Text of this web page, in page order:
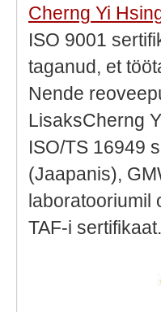
Cherng Yi
ISO 9001
taganud, et
Nende
LisaksCherng
ISO/TS 16949
(Jaapanis),
laboratooriumil
TAF-i